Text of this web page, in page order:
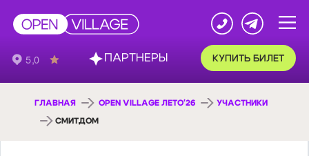
КУПИТЬ БИЛЕТ
ГЛАВНАЯ OPEN VILLAGE ЛЕТО'26 УЧАСТНИКИ
СМИТДОМ